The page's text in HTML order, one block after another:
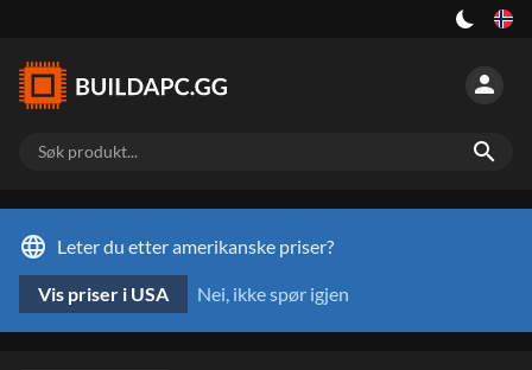
person
search
language Leter du etter amerikanske priser?
Nei, ikke spør igjen
Vis priser i USA